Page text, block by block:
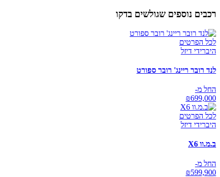
רכבים נוספים שגולשים בדקו
לכל הפרטים
היברידי דיזל
לנד רובר ריינג' רובר ספורט
החל מ-
₪699,000
לכל הפרטים
היברידי דיזל
ב.מ.וו X6
החל מ-
₪599,900